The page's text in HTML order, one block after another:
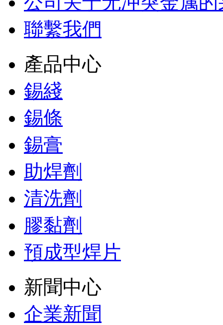
聯繫我們
產品中心
錫綫
錫條
錫膏
助焊劑
清洗劑
膠黏劑
預成型焊片
新聞中心
企業新聞